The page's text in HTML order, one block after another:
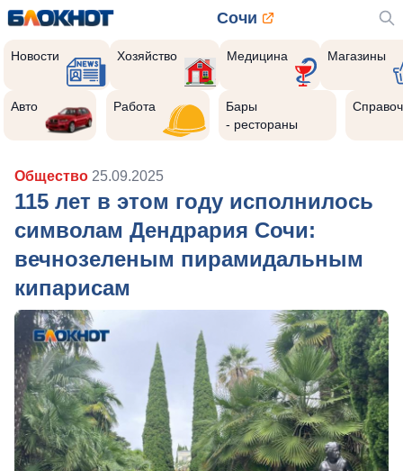
Сочи
Новости Хозяйство Медицина Магазины
Авто Работа
Бары
- рестораны
Общество 25.09.2025
115 лет в этом году исполнилось
символам Дендрария Сочи:
вечнозеленым пирамидальным
кипарисам